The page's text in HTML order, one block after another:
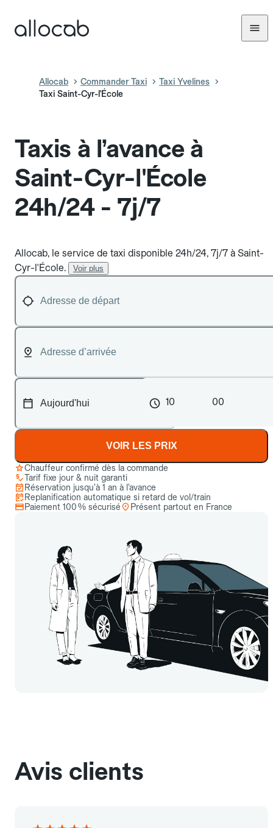
Allocab Commander Taxi
Taxi Yvelines
Taxi Saint-Cyr-l'École
Taxis à l’avance à
Saint-Cyr-l'École
24h/24 - 7j/7
Allocab, le service de taxi disponible 24h/24, 7j/7 à Saint-
Cyr-l'École.
Voir plus
10 00
VOIR LES PRIX
Chauffeur confirmé dès la commande
Tarif fixe jour & nuit garanti
Réservation jusqu’à 1 an à l’avance
Replanification automatique si retard de vol/train
Paiement 100 % sécurisé
Présent partout en France
Avis clients